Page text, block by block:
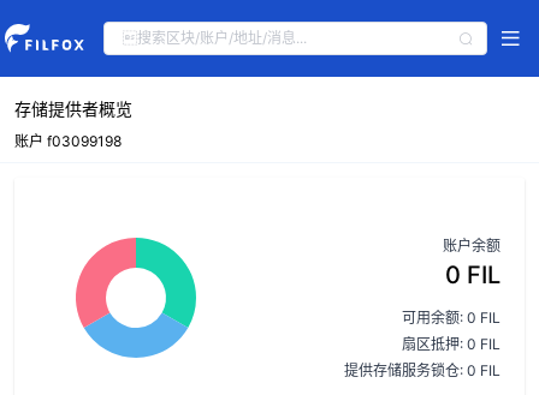
存储提供者概览
账户 f03099198
账户余额
0 FIL
可用余额: 0 FIL
扇区抵押: 0 FIL
提供存储服务锁仓: 0 FIL